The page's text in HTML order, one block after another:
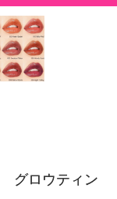
グロウティン